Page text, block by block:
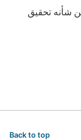
شأنه تحقيق
Back to top